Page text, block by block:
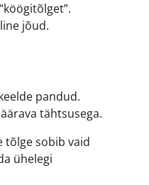
jõud.
pandud.
tähtsusega.
tõlge sobib vaid
ühelegi